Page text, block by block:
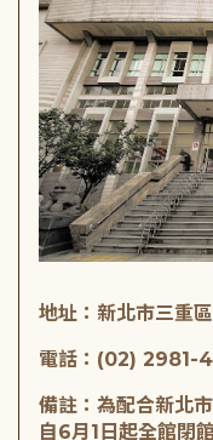
地址：新北市三重
電話：(02) 2981-
備註：為配合新北
自6月1日起全館閉